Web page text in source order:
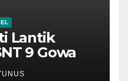
Lantik
9 Gowa